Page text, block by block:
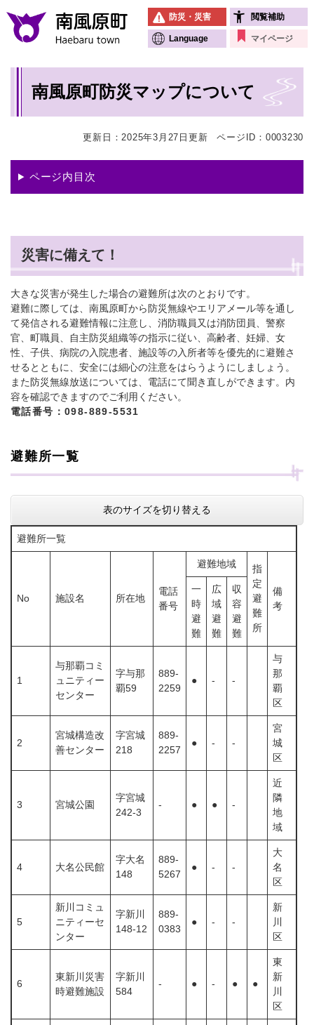
メニューを飛ばして本文へ
防災・災害 閲覧補助
Language マイページ
南風原町防災マップについて
更新日：2025年3月27日更新 ページID：0003230
ページ内目次
災害に備えて！
大きな災害が発生した場合の避難所は次のとおりです。
避難に際しては、南風原町から防災無線やエリアメール等を通し
て発信される避難情報に注意し、消防職員又は消防団員、警察
官、町職員、自主防災組織等の指示に従い、高齢者、妊婦、女
性、子供、病院の入院患者、施設等の入所者等を優先的に避難さ
せるとともに、安全には細心の注意をはらうようにしましょう。
また防災無線放送については、電話にて聞き直しができます。内
容を確認できますのでご利用ください。
電話番号：098-889-5531
避難所一覧
表のサイズを切り替える
避難所一覧
No 施設名 所在地
電話
番号
避難地域
指
定
避
難
所
備
考
一
時
避
難
広
域
避
難
収
容
避
難
1
与那覇コミ
ュニティー
センター
字与那
覇59
889-
2259
● - -
与
那
覇
区
2
宮城構造改
善センター
字宮城
218
889-
2257
● - -
宮
城
区
3 宮城公園
字宮城
242-3
‐ ● ● -
近
隣
地
域
4 大名公民館
字大名
148
889-
5267
● - -
大
名
区
5
新川コミュ
ニティーセ
ンター
字新川
148-12
889-
0383
● - -
新
川
区
6
東新川災害
時避難施設
字新川
584
- ● - ● ●
東
新
川
区